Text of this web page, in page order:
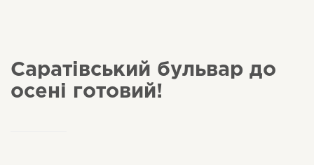
Саратівський бульвар до
осені готовий!